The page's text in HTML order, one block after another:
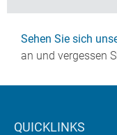
Sehen Sie sich
an und vergessen
QUICKLINKS